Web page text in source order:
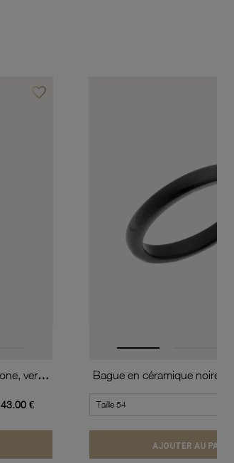
favorite_borderAjouter à vos favoris
Montre, boîte acier, bracelet silicone, verre minéral, kids
43.00 €
Bague en céramique noire,
AJOUTER AU